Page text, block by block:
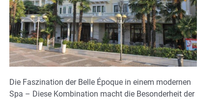
Die Faszination der Belle Époque in einem modernen
Spa – Diese Kombination macht die Besonderheit der